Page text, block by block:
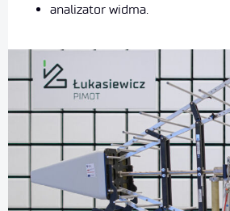
analizator widma.